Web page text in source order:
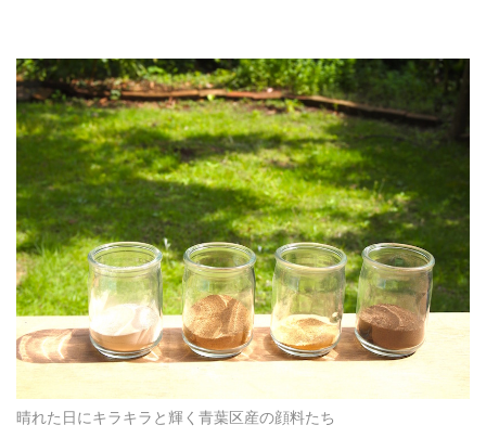
晴れた日にキラキラと輝く青葉区産の顔料たち